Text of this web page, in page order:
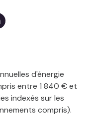
d'énergie
entre 1 840 € et
indexés sur les
compris).